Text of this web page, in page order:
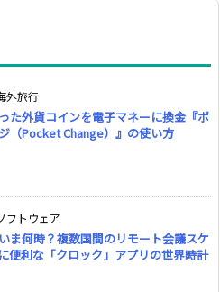
外旅行
た外貨コインを電子マネーに換金『ポ
（Pocket Change）』の使い方
フトウェア
ま何時？複数国間のリモート会議スケ
便利な「クロック」アプリの世界時計